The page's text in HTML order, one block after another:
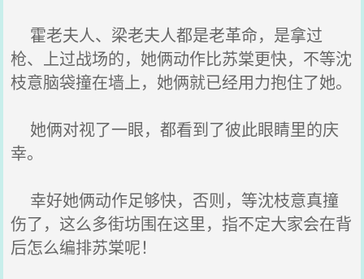
霍老夫人、梁老夫人都是老革命，是拿过
枪、上过战场的，她俩动作比苏棠更快，不等沈
枝意脑袋撞在墙上，她俩就已经用力抱住了她。
她俩对视了一眼，都看到了彼此眼睛里的庆
幸。
幸好她俩动作足够快，否则，等沈枝意真撞
伤了，这么多街坊围在这里，指不定大家会在背
后怎么编排苏棠呢！